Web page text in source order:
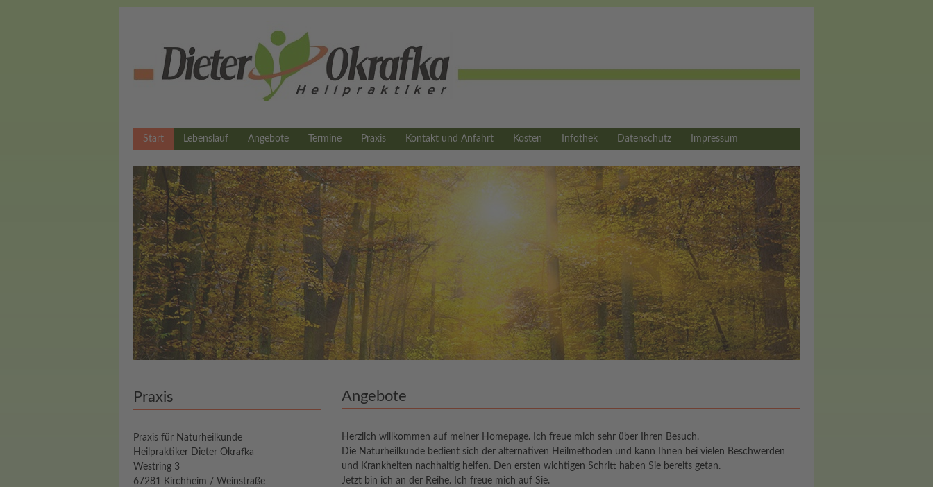
Start Lebenslauf Angebote Termine Praxis Kontakt und Anfahrt Kosten Infothek Datenschutz Impressum
Angebote
Herzlich willkommen auf meiner Homepage. Ich freue mich sehr über Ihren Besuch.
Die Naturheilkunde bedient sich der alternativen Heilmethoden und kann Ihnen bei vielen Beschwerden
und Krankheiten nachhaltig helfen. Den ersten wichtigen Schritt haben Sie bereits getan.
Jetzt bin ich an der Reihe. Ich freue mich auf Sie.
Praxis
Praxis für Naturheilkunde
Heilpraktiker Dieter Okrafka
Westring 3
67281 Kirchheim / Weinstraße